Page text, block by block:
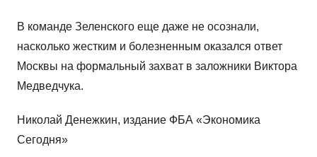
В команде Зеленского еще даже не осознали,
насколько жестким и болезненным оказался ответ
Москвы на формальный захват в заложники Виктора
Медведчука.
Николай Денежкин, издание ФБА «Экономика
Сегодня»